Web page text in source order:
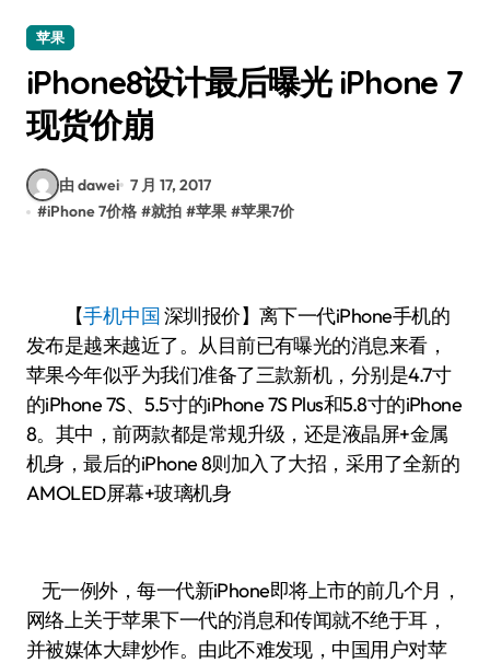
苹果
iPhone8设计最后曝光 iPhone 7
现货价崩
由 dawei 7 月 17, 2017
#iPhone 7价格 #就拍 #苹果 #苹果7价
【手机中国深圳报价】离下一代iPhone手机的
发布是越来越近了。从目前已有曝光的消息来看，
苹果今年似乎为我们准备了三款新机，分别是4.7寸
的iPhone 7S、5.5寸的iPhone 7S Plus和5.8寸的iPhone
8。其中，前两款都是常规升级，还是液晶屏+金属
机身，最后的iPhone 8则加入了大招，采用了全新的
AMOLED屏幕+玻璃机身
无一例外，每一代新iPhone即将上市的前几个月，
网络上关于苹果下一代的消息和传闻就不绝于耳，
并被媒体大肆炒作。由此不难发现，中国用户对苹